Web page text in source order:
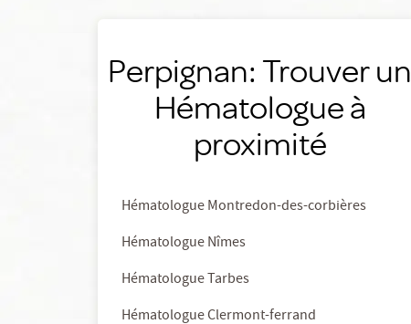
Perpignan: Trouver un
Hématologue à
proximité
Hématologue Montredon-des-corbières
Hématologue Nîmes
Hématologue Tarbes
Hématologue Clermont-ferrand